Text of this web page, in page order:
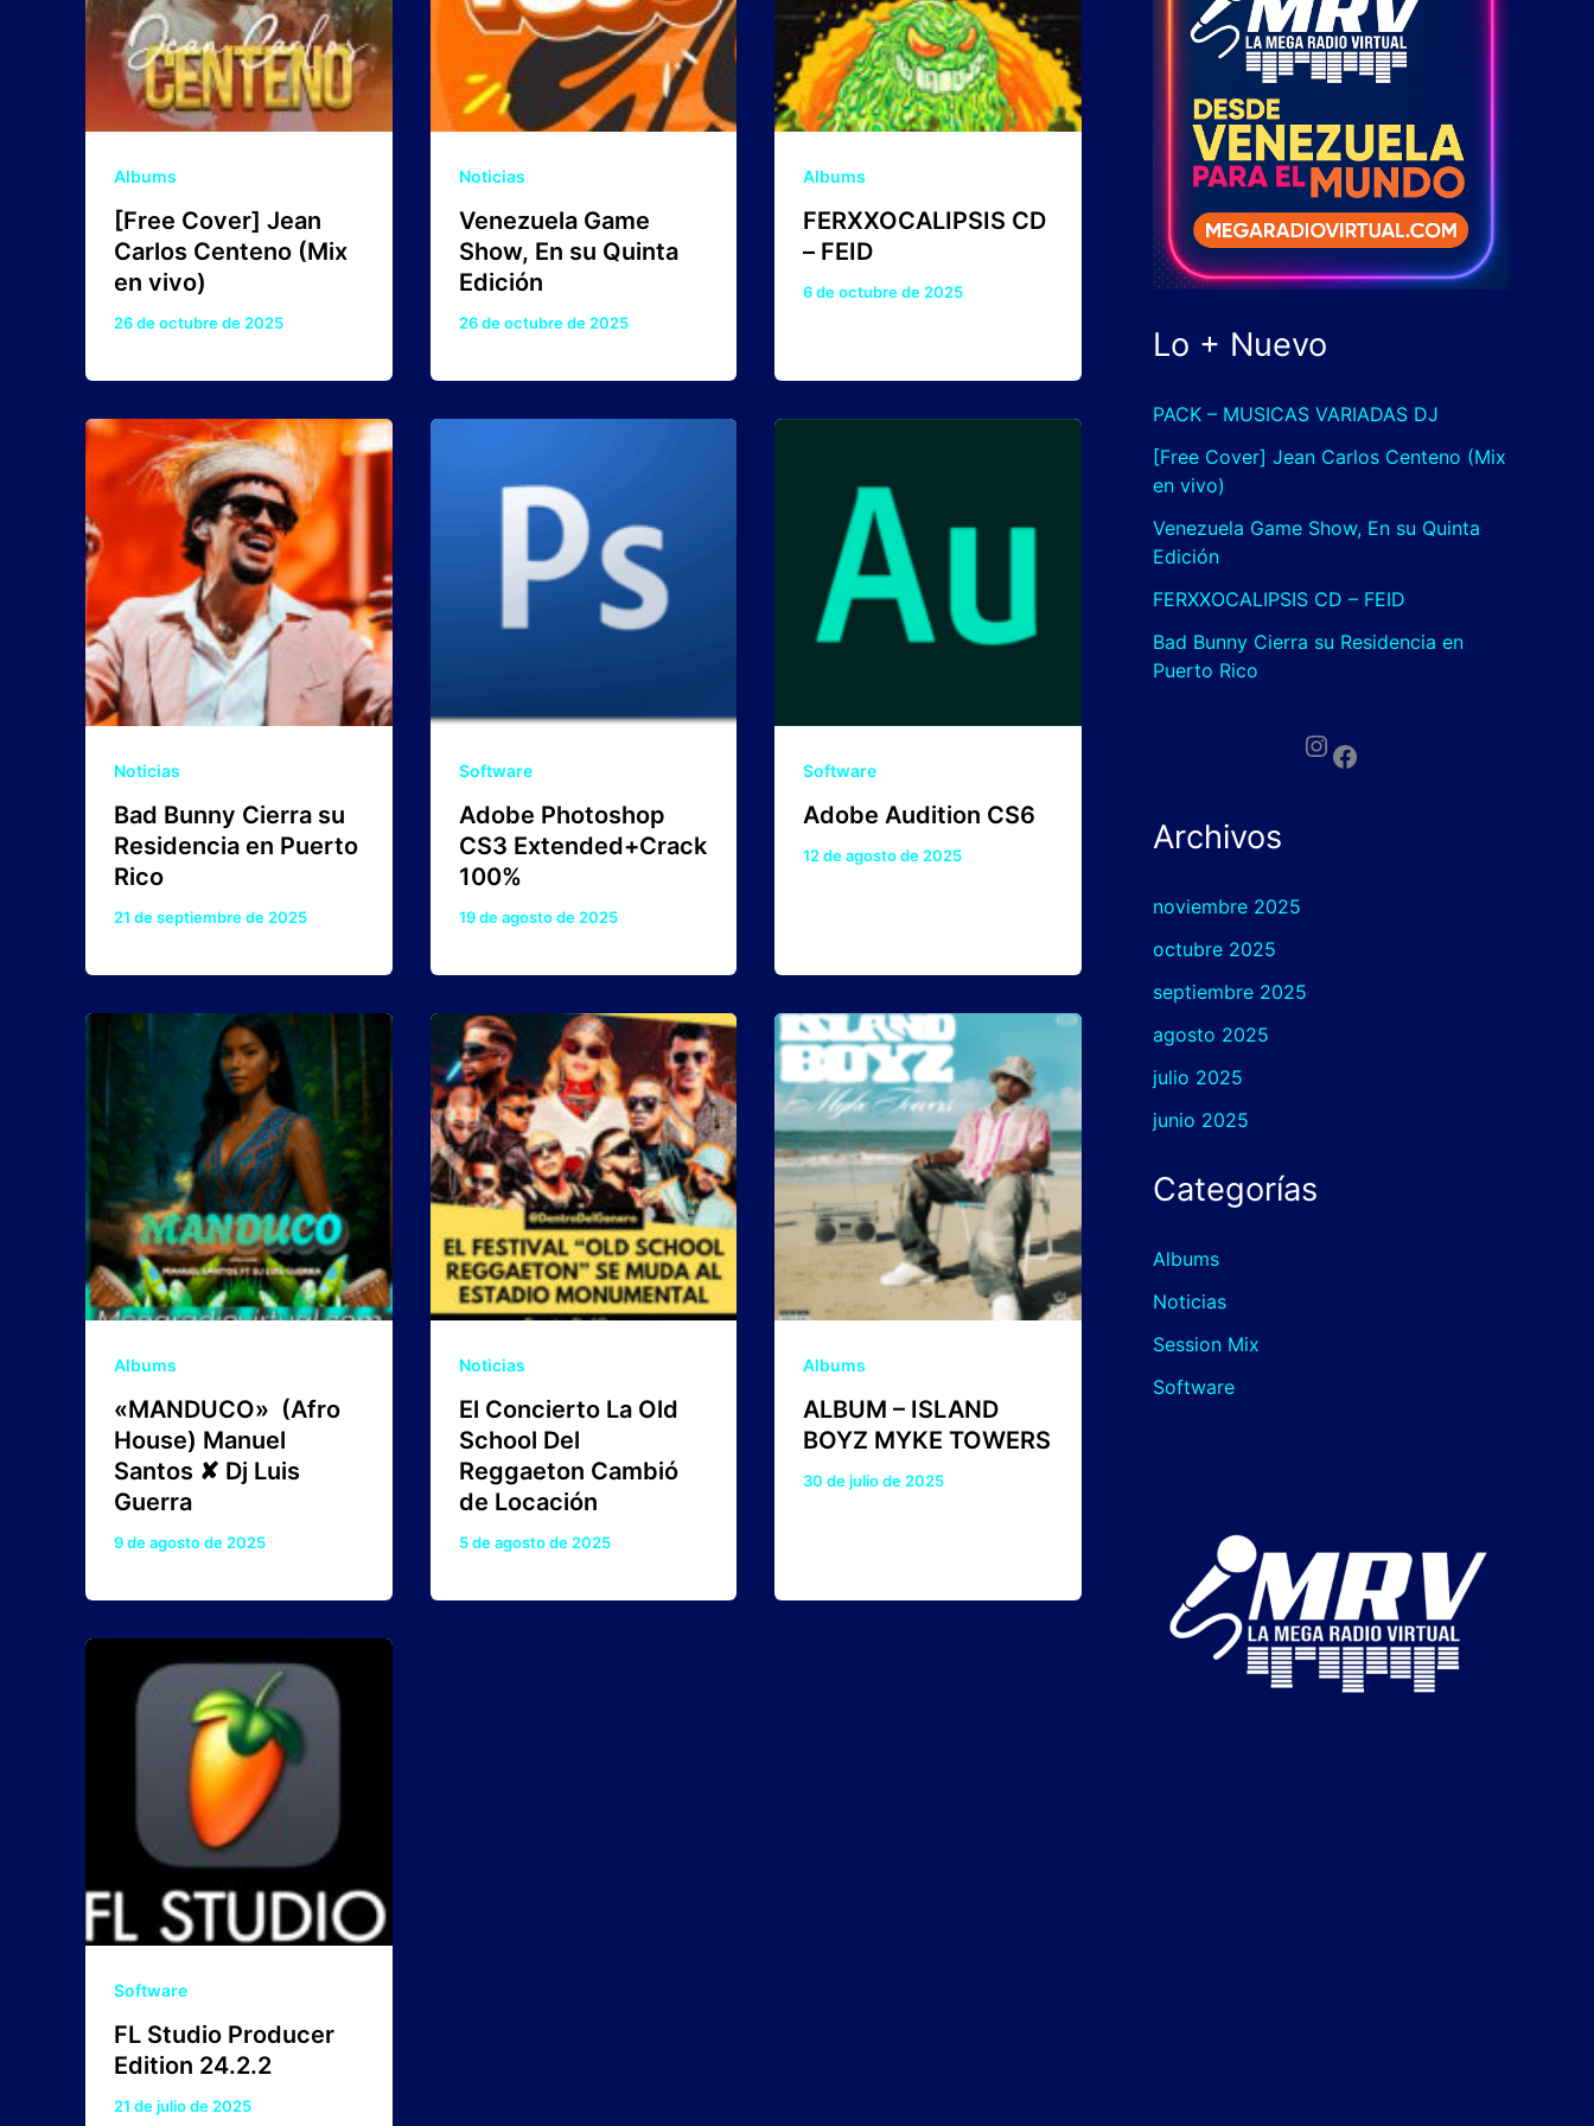
Albums
[Free Cover] Jean
Carlos Centeno (Mix
en vivo)
26 de octubre de 2025
Noticias
Venezuela Game
Show, En su Quinta
Edición
26 de octubre de 2025
Albums
FERXXOCALIPSIS CD
– FEID
6 de octubre de 2025
Noticias
Bad Bunny Cierra su
Residencia en Puerto
Rico
21 de septiembre de 2025
Software
Adobe Photoshop
CS3 Extended+Crack
100%
19 de agosto de 2025
Software
Adobe Audition CS6
12 de agosto de 2025
Albums
«MANDUCO» (Afro
House) Manuel
Santos ✘ Dj Luis
Guerra
9 de agosto de 2025
Noticias
El Concierto La Old
School Del
Reggaeton Cambió
de Locación
5 de agosto de 2025
Albums
ALBUM – ISLAND
BOYZ MYKE TOWERS
30 de julio de 2025
Software
FL Studio Producer
Edition 24.2.2
21 de julio de 2025
Lo + Nuevo
PACK – MUSICAS VARIADAS DJ
[Free Cover] Jean Carlos Centeno (Mix
en vivo)
Venezuela Game Show, En su Quinta
Edición
FERXXOCALIPSIS CD – FEID
Bad Bunny Cierra su Residencia en
Puerto Rico
Instagram Facebook
Archivos
noviembre 2025
octubre 2025
septiembre 2025
agosto 2025
julio 2025
junio 2025
Categorías
Albums
Noticias
Session Mix
Software